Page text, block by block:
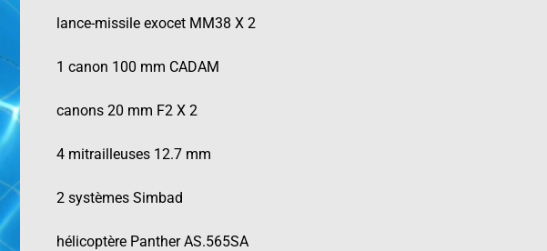
lance-missile exocet MM38 X 2
1 canon 100 mm CADAM
canons 20 mm F2 X 2
4 mitrailleuses 12.7 mm
2 systèmes Simbad
hélicoptère Panther AS.565SA